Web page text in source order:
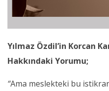
Yılmaz Özdil’in Korcan
Hakkındaki Yorumu;
“Ama meslekteki bu